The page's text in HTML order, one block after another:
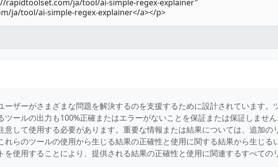
ザーがさまざまな問題を解決するのを支援するために設計されています。
ールの出力も100%正確またはエラーがないことを保証または保証しませ
して使用する必要があります。重要な情報または結果については、追加の
らのツールの使用から生じる結果の正確性と使用に関する結果から生じる
使用することにより、提供される結果の正確性と使用に関連するすべての